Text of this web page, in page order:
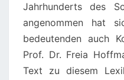
Jahrhunderts des
angenommen hat
bedeutenden auch
Prof. Dr. Freia
Text zu diesem